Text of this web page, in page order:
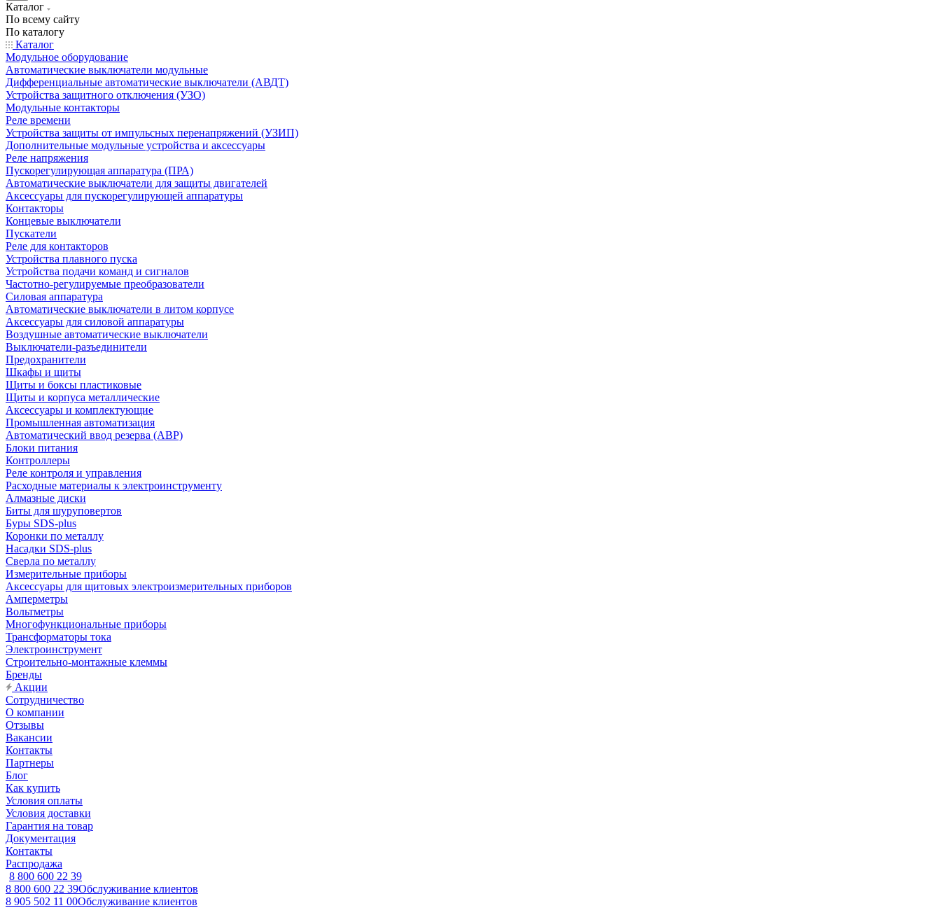
Каталог
По всему сайту
По каталогу
Каталог
Модульное оборудование
Автоматические выключатели модульные
Дифференциальные автоматические выключатели (АВДТ)
Устройства защитного отключения (УЗО)
Модульные контакторы
Реле времени
Устройства защиты от импульсных перенапряжений (УЗИП)
Дополнительные модульные устройства и аксессуары
Реле напряжения
Пускорегулирующая аппаратура (ПРА)
Автоматические выключатели для защиты двигателей
Аксессуары для пускорегулирующей аппаратуры
Контакторы
Концевые выключатели
Пускатели
Реле для контакторов
Устройства плавного пуска
Устройства подачи команд и сигналов
Частотно-регулируемые преобразователи
Силовая аппаратура
Автоматические выключатели в литом корпусе
Аксессуары для силовой аппаратуры
Воздушные автоматические выключатели
Выключатели-разъединители
Предохранители
Шкафы и щиты
Щиты и боксы пластиковые
Щиты и корпуса металлические
Аксессуары и комплектующие
Промышленная автоматизация
Автоматический ввод резерва (АВР)
Блоки питания
Контроллеры
Реле контроля и управления
Расходные материалы к электроинструменту
Алмазные диски
Биты для шуруповертов
Буры SDS-plus
Коронки по металлу
Насадки SDS-plus
Сверла по металлу
Измерительные приборы
Аксессуары для щитовых электроизмерительных приборов
Амперметры
Вольтметры
Многофункциональные приборы
Трансформаторы тока
Электроинструмент
Строительно-монтажные клеммы
Бренды
Акции
Сотрудничество
О компании
Отзывы
Вакансии
Контакты
Партнеры
Блог
Как купить
Условия оплаты
Условия доставки
Гарантия на товар
Документация
Контакты
Распродажа
8 800 600 22 39
8 800 600 22 39Обслуживание клиентов
8 905 502 11 00Обслуживание клиентов